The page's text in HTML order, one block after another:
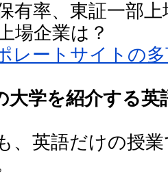
有率、東証一部
場企業は？
レートサイトの
大学を紹介する
、英語だけの授